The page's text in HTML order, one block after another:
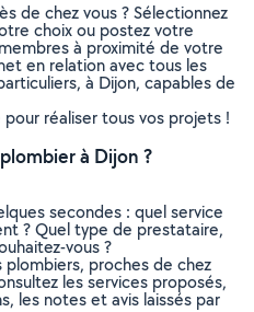
de chez vous ? Sélectionnez
choix ou postez votre
à proximité de votre
en relation avec tous les
à Dijon, capables de
réaliser tous vos projets !
à Dijon ?
secondes : quel service
? Quel type de prestataire,
vous ?
proches de chez
les services proposés,
les notes et avis laissés par